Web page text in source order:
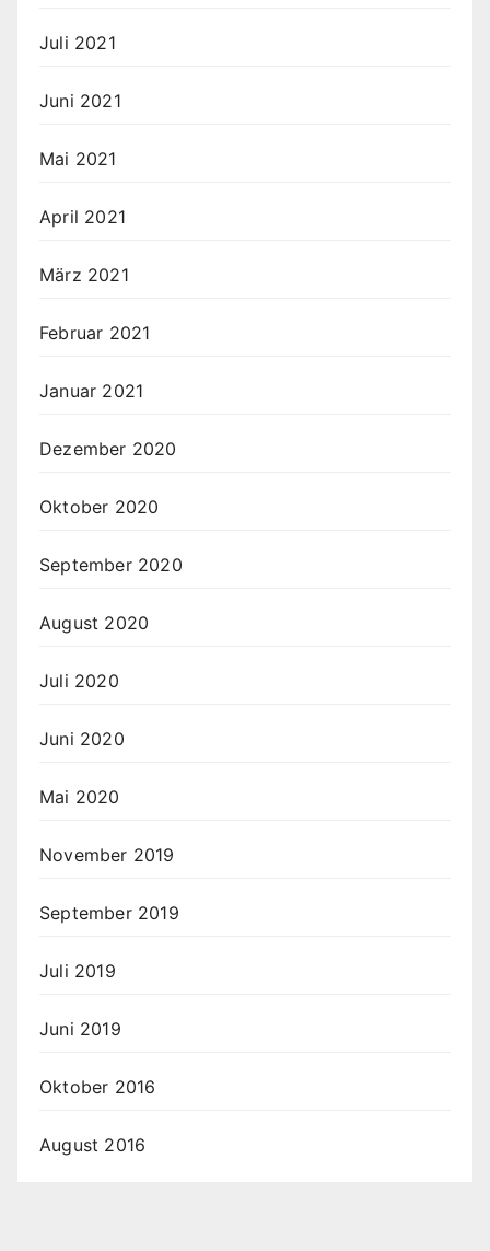
Juli 2021
Juni 2021
Mai 2021
April 2021
März 2021
Februar 2021
Januar 2021
Dezember 2020
Oktober 2020
September 2020
August 2020
Juli 2020
Juni 2020
Mai 2020
November 2019
September 2019
Juli 2019
Juni 2019
Oktober 2016
August 2016